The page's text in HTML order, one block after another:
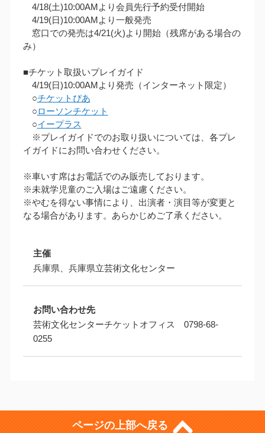
4/18(土)10:00AMより会員先行予約受付開始
4/19(日)10:00AMより一般発売
窓口での発売は4/21(火)より開始（残席がある場合の
み）
■チケット取扱いプレイガイド
4/19(日)10:00AMより発売（インターネット限定）
○チケットぴあ
○ローソンチケット
○イープラス
※プレイガイドでのお取り扱いについては、各プレ
イガイドにお問い合わせください。
※車いす席はお電話でのみ販売しております。
※未就学児童のご入場はご遠慮ください。
※やむを得ない事情により、出演者・演目等が変更と
なる場合があります。あらかじめご了承ください。
主催
兵庫県、兵庫県立芸術文化センター
お問い合わせ先
芸術文化センターチケットオフィス 0798-68-
0255
ページの上部へ戻る